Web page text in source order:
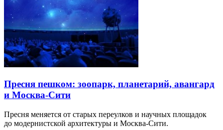
Пресня пешком: зоопарк, планетарий, авангард
и Москва-Сити
Пресня меняется от старых переулков и научных площадок
до модернистской архитектуры и Москва-Сити.